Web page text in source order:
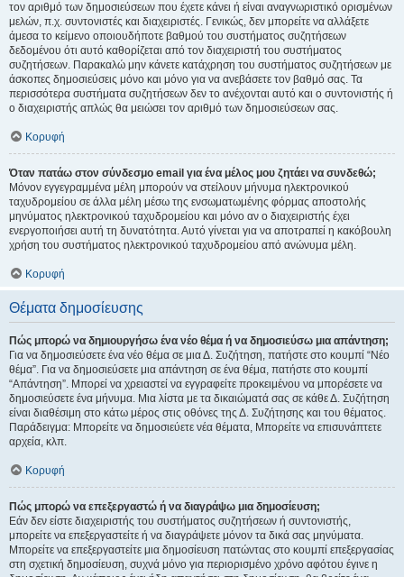
τον αριθμό των δημοσιεύσεων που έχετε κάνει ή είναι αναγνωριστικό ορισμένων
μελών, π.χ. συντονιστές και διαχειριστές. Γενικώς, δεν μπορείτε να αλλάξετε
άμεσα το κείμενο οποιουδήποτε βαθμού του συστήματος συζητήσεων
δεδομένου ότι αυτό καθορίζεται από τον διαχειριστή του συστήματος
συζητήσεων. Παρακαλώ μην κάνετε κατάχρηση του συστήματος συζητήσεων με
άσκοπες δημοσιεύσεις μόνο και μόνο για να ανεβάσετε τον βαθμό σας. Τα
περισσότερα συστήματα συζητήσεων δεν το ανέχονται αυτό και ο συντονιστής ή
ο διαχειριστής απλώς θα μειώσει τον αριθμό των δημοσιεύσεων σας.
Κορυφή
Όταν πατάω στον σύνδεσμο email για ένα μέλος μου ζητάει να συνδεθώ;
Μόνον εγγεγραμμένα μέλη μπορούν να στείλουν μήνυμα ηλεκτρονικού
ταχυδρομείου σε άλλα μέλη μέσω της ενσωματωμένης φόρμας αποστολής
μηνύματος ηλεκτρονικού ταχυδρομείου και μόνο αν ο διαχειριστής έχει
ενεργοποιήσει αυτή τη δυνατότητα. Αυτό γίνεται για να αποτραπεί η κακόβουλη
χρήση του συστήματος ηλεκτρονικού ταχυδρομείου από ανώνυμα μέλη.
Κορυφή
Θέματα δημοσίευσης
Πώς μπορώ να δημιουργήσω ένα νέο θέμα ή να δημοσιεύσω μια απάντηση;
Για να δημοσιεύσετε ένα νέο θέμα σε μια Δ. Συζήτηση, πατήστε στο κουμπί “Νέο
θέμα”. Για να δημοσιεύσετε μια απάντηση σε ένα θέμα, πατήστε στο κουμπί
“Απάντηση”. Μπορεί να χρειαστεί να εγγραφείτε προκειμένου να μπορέσετε να
δημοσιεύσετε ένα μήνυμα. Μια λίστα με τα δικαιώματά σας σε κάθε Δ. Συζήτηση
είναι διαθέσιμη στο κάτω μέρος στις οθόνες της Δ. Συζήτησης και του θέματος.
Παράδειγμα: Μπορείτε να δημοσιεύετε νέα θέματα, Μπορείτε να επισυνάπτετε
αρχεία, κλπ.
Κορυφή
Πώς μπορώ να επεξεργαστώ ή να διαγράψω μια δημοσίευση;
Εάν δεν είστε διαχειριστής του συστήματος συζητήσεων ή συντονιστής,
μπορείτε να επεξεργαστείτε ή να διαγράψετε μόνον τα δικά σας μηνύματα.
Μπορείτε να επεξεργαστείτε μια δημοσίευση πατώντας στο κουμπί επεξεργασίας
στη σχετική δημοσίευση, συχνά μόνο για περιορισμένο χρόνο αφότου έγινε η